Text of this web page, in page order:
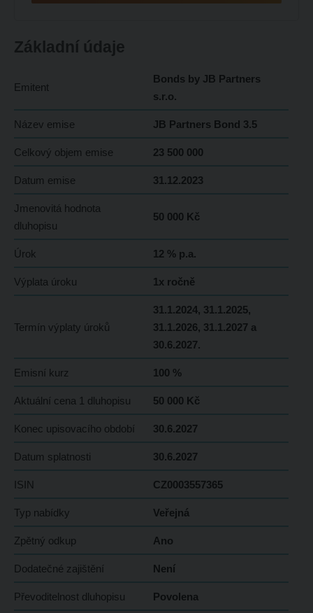
Základní údaje
Emitent
Bonds by JB Partners
s.r.o.
Název emise JB Partners Bond 3.5
Celkový objem emise 23 500 000
Datum emise 31.12.2023
Jmenovitá hodnota
dluhopisu
50 000 Kč
Úrok 12 % p.a.
Výplata úroku 1x ročně
Termín výplaty úroků
31.1.2024, 31.1.2025,
31.1.2026, 31.1.2027 a
30.6.2027.
Emisní kurz 100 %
Aktuální cena 1 dluhopisu 50 000 Kč
Konec upisovacího období 30.6.2027
Datum splatnosti 30.6.2027
ISIN CZ0003557365
Typ nabídky Veřejná
Zpětný odkup Ano
Dodatečné zajištění Není
Převoditelnost dluhopisu Povolena